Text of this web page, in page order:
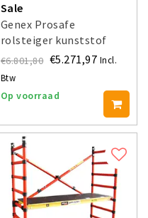
Sale
Genex Prosafe
rolsteiger kunststof
carbon 145x200
werkhoogte 4 m
€6.801,80 €5.271,97 Incl.
Btw
Op voorraad